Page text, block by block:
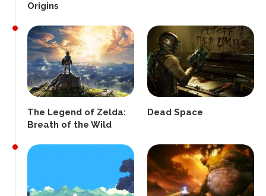
Origins
The Legend of Zelda:
Breath of the Wild
Dead Space